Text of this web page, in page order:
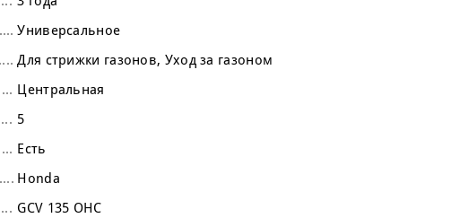
Универсальное
Для стрижки газонов Уход за газоном
Центральная
5
Есть
Honda
GCV 135 OHC